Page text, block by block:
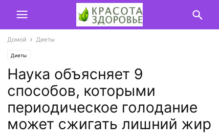
Домой Диеты
Диеты
Наука объясняет 9
способов, которыми
периодическое голодание
может сжигать лишний жир